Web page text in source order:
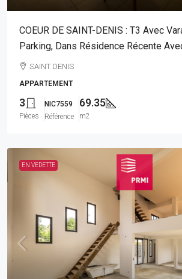
COEUR DE SAINT-DENIS : T3 Avec
Parking, Dans Résidence Récente
SAINT DENIS
APPARTEMENT
3
Pièces
NIC7559
Référence
69.35
m2
EN VEDETTE